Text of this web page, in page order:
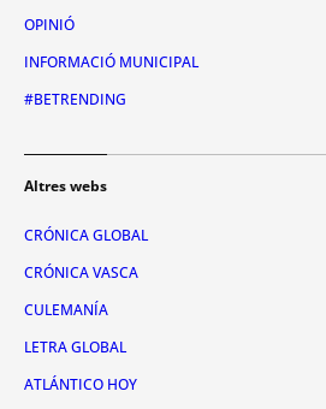
OPINIÓ
INFORMACIÓ MUNICIPAL
#BETRENDING
Altres webs
CRÓNICA GLOBAL
CRÓNICA VASCA
CULEMANÍA
LETRA GLOBAL
ATLÁNTICO HOY